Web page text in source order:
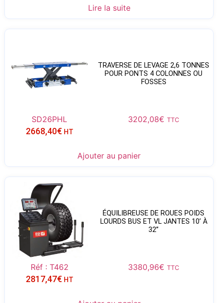
Lire la suite
TRAVERSE DE LEVAGE 2,6 TONNES
POUR PONTS 4 COLONNES OU
FOSSES
SD26PHL 3202,08€ TTC
2668,40€ HT
Ajouter au panier
ÉQUILIBREUSE DE ROUES POIDS
LOURDS BUS ET VL JANTES 10’ À
32’’
Réf : T462 3380,96€ TTC
2817,47€ HT